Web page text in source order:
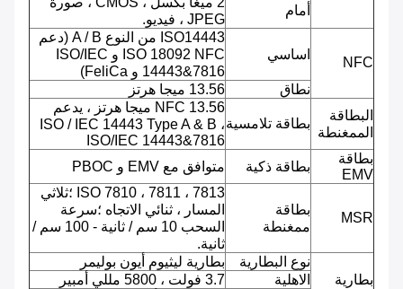
أمام
JPEG ، فيديو.
NFC
اساسي
ISO14443 من النوع A / B (دعم
ISO 18092 NFC و ISO/IEC
14443&7816 و FeliCa)
نطاق
13.56 ميجا هرتز
البطاقة
الممغنطة
بطاقة تلامسية
NFC 13.56 ميجا هرتز ، يدعم
ISO / IEC 14443 Type A & B ،
ISO/IEC 14443&7816
بطاقة
EMV
بطاقة ذكية متوافق مع EMV و PBOC
MSR
بطاقة
ممغنطة
ISO 7810 ، 7811 ، 7813 ؛ثلاثي
المسار ، ثنائي الاتجاه ؛سرعة
السحب 10 سم / ثانية - 100 سم /
ثانية.
بطارية
نوع البطارية
بطارية ليثيوم أيون بوليمر
الاهلية
3.7 فولت ، 5800 مللي أمبير